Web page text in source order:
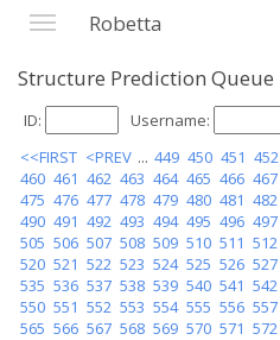
Robetta
Structure Prediction Queue
ID: Username:
<<FIRST <PREV ... 449 450 451 452
460 461 462 463 464 465 466 467
475 476 477 478 479 480 481 482
490 491 492 493 494 495 496 497
505 506 507 508 509 510 511 512
520 521 522 523 524 525 526 527
535 536 537 538 539 540 541 542
550 551 552 553 554 555 556 557
565 566 567 568 569 570 571 572